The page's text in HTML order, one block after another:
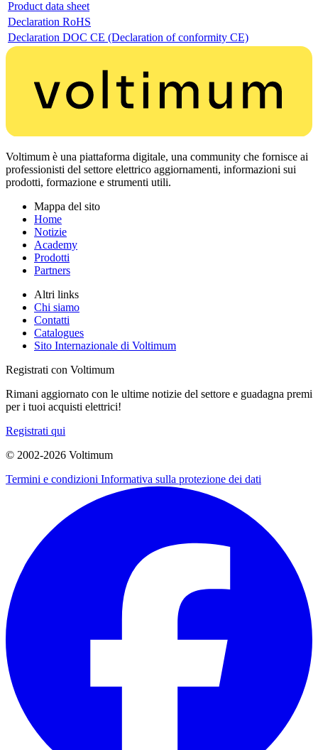
Product data sheet
Declaration RoHS
Declaration DOC CE (Declaration of conformity CE)
Voltimum è una piattaforma digitale, una community che fornisce ai
professionisti del settore elettrico aggiornamenti, informazioni sui
prodotti, formazione e strumenti utili.
Mappa del sito
Home
Notizie
Academy
Prodotti
Partners
Altri links
Chi siamo
Contatti
Catalogues
Sito Internazionale di Voltimum
Registrati con Voltimum
Rimani aggiornato con le ultime notizie del settore e guadagna premi
per i tuoi acquisti elettrici!
Registrati qui
© 2002-2026 Voltimum
Termini e condizioni Informativa sulla protezione dei dati